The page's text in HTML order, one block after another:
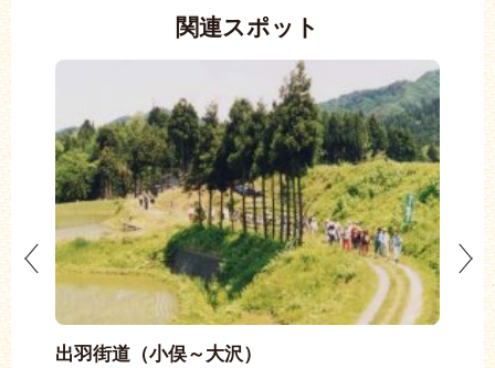
関連スポット
出羽街道（小俣～大沢） 瀬